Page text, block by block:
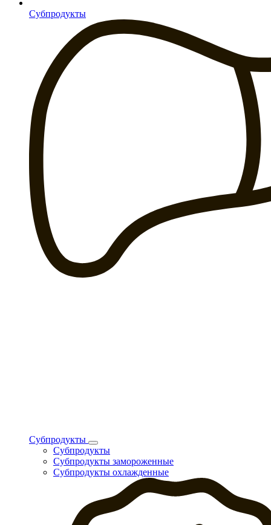
Субпродукты
Субпродукты
Субпродукты
Субпродукты замороженные
Субпродукты охлажденные